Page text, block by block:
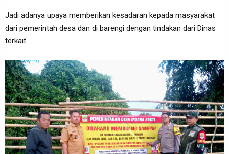
Jadi adanya upaya memberikan kesadaran kepada masyarakat
dari pemerintah desa dan di barengi dengan tindakan dari Dinas
terkait.